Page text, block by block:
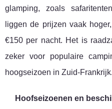
glamping, zoals
liggen de prijzen vaak
€150 per nacht. Het is
zeker voor populaire
hoogseizoen in Zuid-Frankrijk.
Hoofseizoenen en